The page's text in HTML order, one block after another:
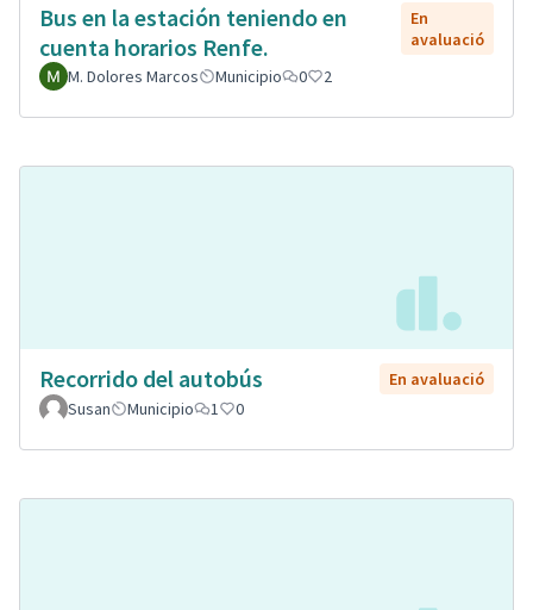
Bus en la estación teniendo en
cuenta horarios Renfe.
En
avaluació
M. Dolores Marcos
Municipio 0 2
Recorrido del autobús
En avaluació
Susan
Municipio 1 0